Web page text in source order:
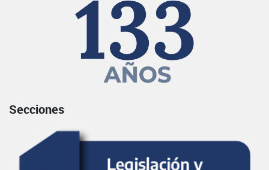
Secciones